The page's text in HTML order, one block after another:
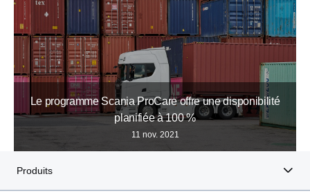
Le programme Scania ProCare offre une disponibilité
planifiée à 100 %
11 nov. 2021
Produits